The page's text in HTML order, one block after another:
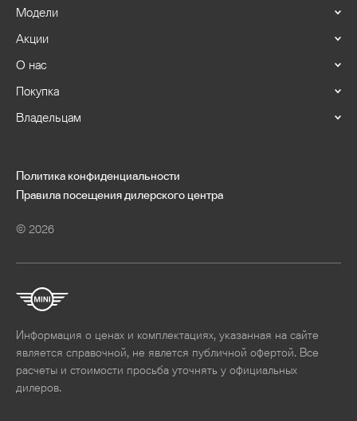
Стоимость, ₸
от
Объем двигателя
от
до
Кузов
Привод
Модели
Акции
О нас
Покупка
Владельцам
Политика конфиденциальности
Правила посещения дилерского центра
© 2026
Информация о ценах и комплектациях, указанная на сайте
является справочной, не явлется публичной офертой. Все
расчеты и стоимости просьба уточнять у официальных
дилеров.